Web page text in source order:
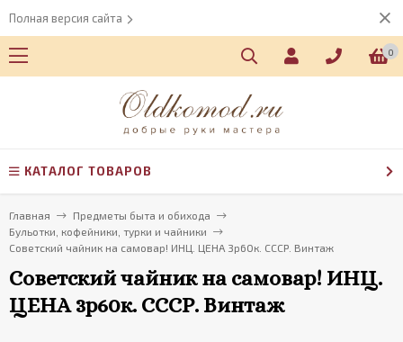
Полная версия сайта
0
КАТАЛОГ ТОВАРОВ
Главная
Предметы быта и обихода
Бульотки, кофейники, турки и чайники
Советский чайник на самовар! ИНЦ. ЦЕНА 3р60к. СССР. Винтаж
Советский чайник на самовар! ИНЦ.
ЦЕНА 3р60к. СССР. Винтаж